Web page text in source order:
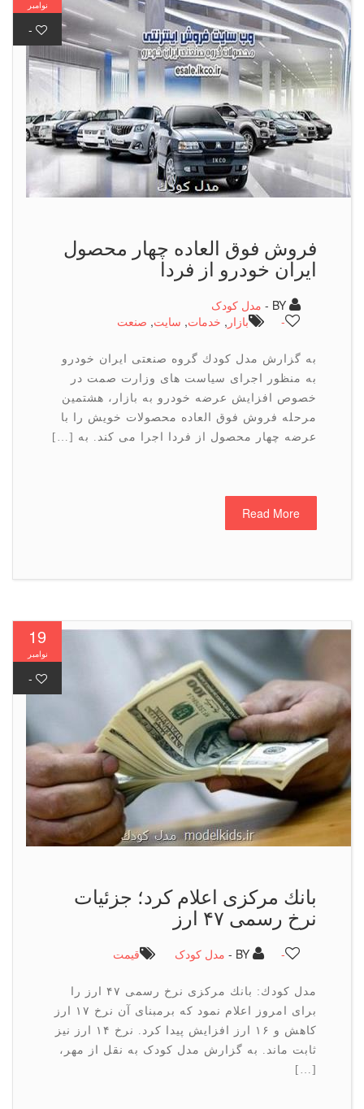
فروش فوق العاده چهار محصول
ایران خودرو از فردا
مدل کودک
بازار
,خدمات , سایت,صنعت
به گزارش مدل كودك گروه صنعتی ایران خودرو
به منظور اجرای سیاست های وزارت صمت در
خصوص افزایش عرضه خودرو به بازار، هشتمین
مرحله فروش فوق العاده محصولات خویش را با
عرضه چهار محصول از فردا اجرا می كند. به […]
Read More
19
بانك مركزی اعلام كرد؛ جزئیات
نرخ رسمی ۴۷ ارز
BY - مدل کودک قیمت
مدل كودك: بانك مركزی نرخ رسمی ۴۷ ارز را
برای امروز اعلام نمود كه برمبنای آن نرخ ۱۷ ارز
كاهش و ۱۶ ارز افزایش پیدا كرد. نرخ ۱۴ ارز نیز
ثابت ماند. به گزارش مدل کودک به نقل از مهر،